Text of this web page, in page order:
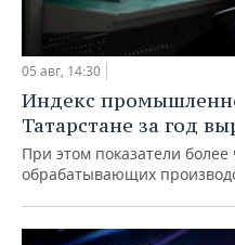
05 авг, 14:30
Индекс
Татарстане за год
При этом показатели
обрабатывающих